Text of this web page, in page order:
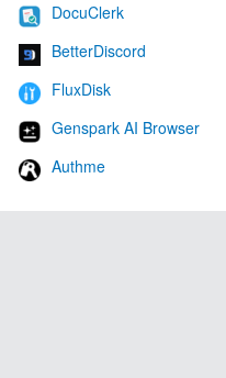
DocuClerk
BetterDiscord
FluxDisk
Genspark AI Browser
Authme